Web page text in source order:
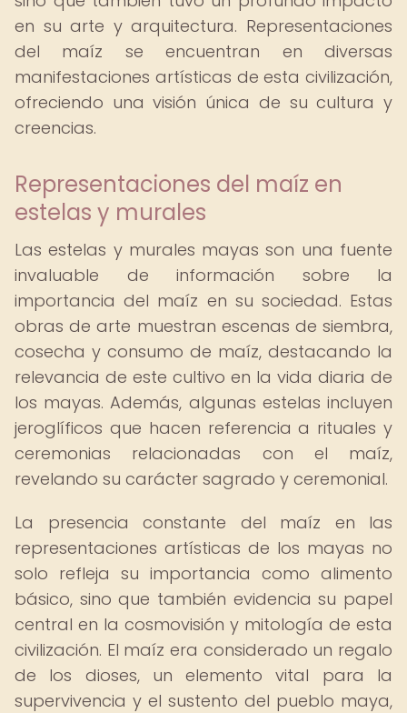
en su arte y arquitectura. Representaciones
del maíz se encuentran en diversas
manifestaciones artísticas de esta civilización,
ofreciendo una visión única de su cultura y
creencias.
Representaciones del maíz en
estelas y murales
Las estelas y murales mayas son una fuente
invaluable de información sobre la
importancia del maíz en su sociedad. Estas
obras de arte muestran escenas de siembra,
cosecha y consumo de maíz, destacando la
relevancia de este cultivo en la vida diaria de
los mayas. Además, algunas estelas incluyen
jeroglíficos que hacen referencia a rituales y
ceremonias relacionadas con el maíz,
revelando su carácter sagrado y ceremonial.
La presencia constante del maíz en las
representaciones artísticas de los mayas no
solo refleja su importancia como alimento
básico, sino que también evidencia su papel
central en la cosmovisión y mitología de esta
civilización. El maíz era considerado un regalo
de los dioses, un elemento vital para la
supervivencia y el sustento del pueblo maya,